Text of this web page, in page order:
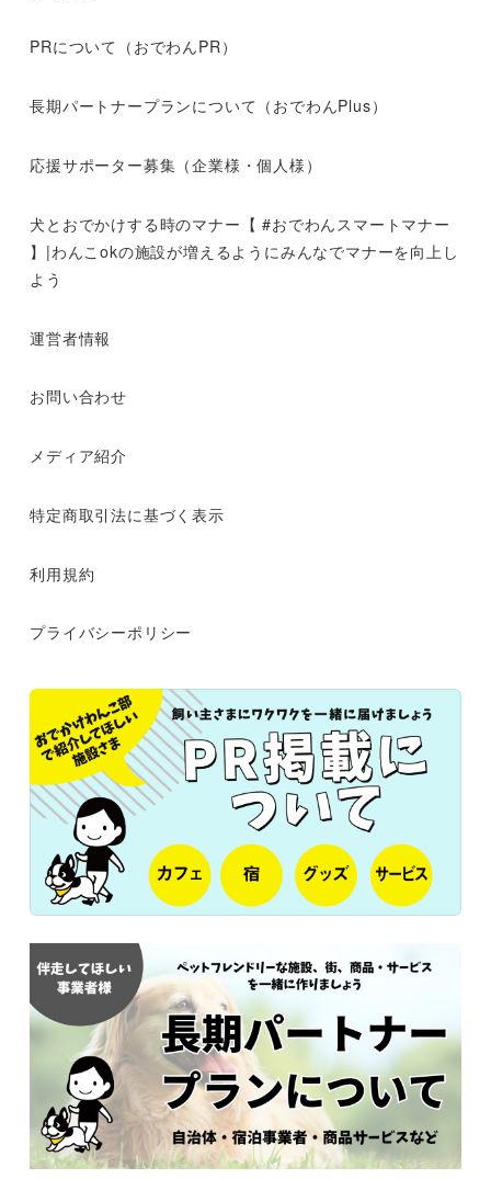
PRについて（おでわんPR）
長期パートナープランについて（おでわんPlus）
応援サポーター募集（企業様・個人様）
犬とおでかけする時のマナー【 #おでわんスマートマナー
】|わんこokの施設が増えるようにみんなでマナーを向上し
よう
運営者情報
お問い合わせ
メディア紹介
特定商取引法に基づく表示
利用規約
プライバシーポリシー